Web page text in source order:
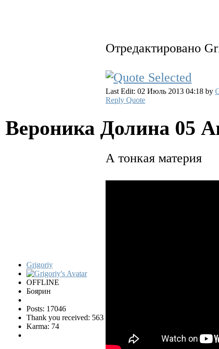
Отредактировано
Last Edit: 02 Июль 2013 04:18 by
Reply Quote
Вероника Долина 05
Grigoriy
OFFLINE
Боярин
Posts: 17046
Thank you received: 563
Karma: 74
А тонкая материя